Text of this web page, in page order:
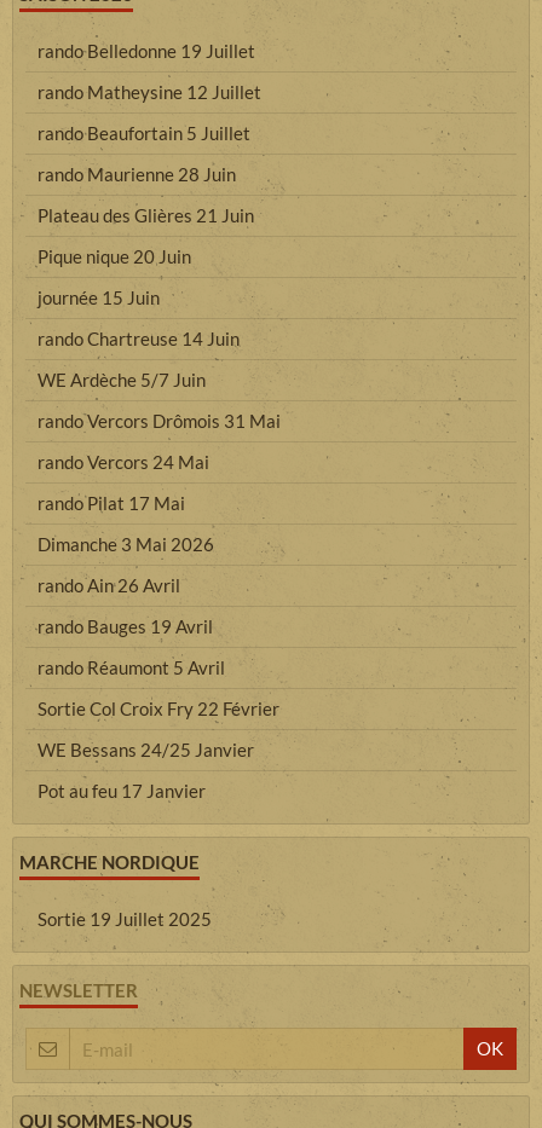
rando Belledonne 19 Juillet
rando Matheysine 12 Juillet
rando Beaufortain 5 Juillet
rando Maurienne 28 Juin
Plateau des Glières 21 Juin
Pique nique 20 Juin
journée 15 Juin
rando Chartreuse 14 Juin
WE Ardèche 5/7 Juin
rando Vercors Drômois 31 Mai
rando Vercors 24 Mai
rando Pilat 17 Mai
Dimanche 3 Mai 2026
rando Ain 26 Avril
rando Bauges 19 Avril
rando Réaumont 5 Avril
Sortie Col Croix Fry 22 Février
WE Bessans 24/25 Janvier
Pot au feu 17 Janvier
MARCHE NORDIQUE
Sortie 19 Juillet 2025
NEWSLETTER
OK
QUI SOMMES-NOUS